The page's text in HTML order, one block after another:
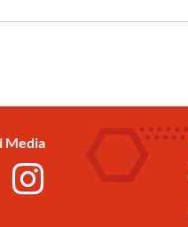
Media